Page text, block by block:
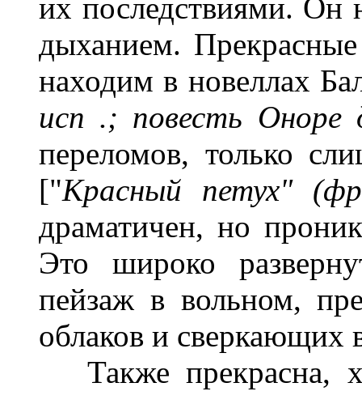
их последствиями. Он
дыханием.
находим в новеллах
исп .; повесть Оноре
переломов, только
["Красный петух"
драматичен, но
Это широко
пейзаж в вольном,
облаков и сверкающих
Также прекрасна,